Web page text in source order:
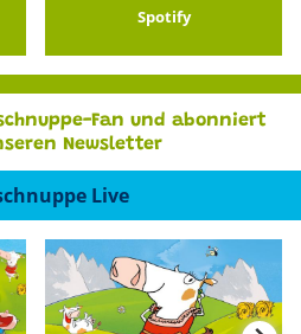
Spotify
Fan und abonniert
Newsletter
Live